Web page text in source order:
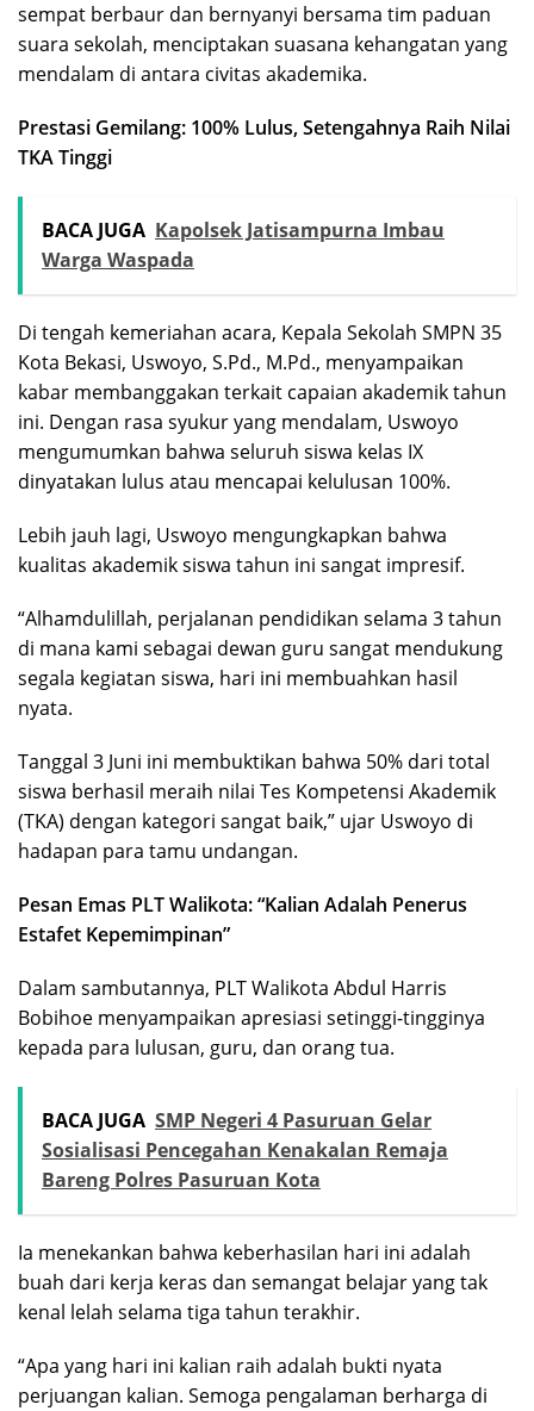
sempat berbaur dan bernyanyi bersama tim paduan
suara sekolah, menciptakan suasana kehangatan yang
mendalam di antara civitas akademika.
Prestasi Gemilang: 100% Lulus, Setengahnya Raih Nilai
TKA Tinggi
BACA JUGA Kapolsek Jatisampurna Imbau
Warga Waspada
Di tengah kemeriahan acara, Kepala Sekolah SMPN 35
Kota Bekasi, Uswoyo, S.Pd., M.Pd., menyampaikan
kabar membanggakan terkait capaian akademik tahun
ini. Dengan rasa syukur yang mendalam, Uswoyo
mengumumkan bahwa seluruh siswa kelas IX
dinyatakan lulus atau mencapai kelulusan 100%.
Lebih jauh lagi, Uswoyo mengungkapkan bahwa
kualitas akademik siswa tahun ini sangat impresif.
“Alhamdulillah, perjalanan pendidikan selama 3 tahun
di mana kami sebagai dewan guru sangat mendukung
segala kegiatan siswa, hari ini membuahkan hasil
nyata.
Tanggal 3 Juni ini membuktikan bahwa 50% dari total
siswa berhasil meraih nilai Tes Kompetensi Akademik
(TKA) dengan kategori sangat baik,” ujar Uswoyo di
hadapan para tamu undangan.
Pesan Emas PLT Walikota: “Kalian Adalah Penerus
Estafet Kepemimpinan”
Dalam sambutannya, PLT Walikota Abdul Harris
Bobihoe menyampaikan apresiasi setinggi-tingginya
kepada para lulusan, guru, dan orang tua.
BACA JUGA SMP Negeri 4 Pasuruan Gelar
Sosialisasi Pencegahan Kenakalan Remaja
Bareng Polres Pasuruan Kota
Ia menekankan bahwa keberhasilan hari ini adalah
buah dari kerja keras dan semangat belajar yang tak
kenal lelah selama tiga tahun terakhir.
“Apa yang hari ini kalian raih adalah bukti nyata
perjuangan kalian. Semoga pengalaman berharga di